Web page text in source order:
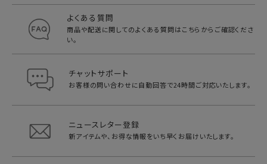
よくある質問
商品や配送に関してのよくある質問はこちらからご確認くださ
い。
チャットサポート
お客様の問い合わせに自動回答で24時間ご対応いたします。
ニュースレター登録
新アイテムや、お得な情報をいち早く お届けいたします。